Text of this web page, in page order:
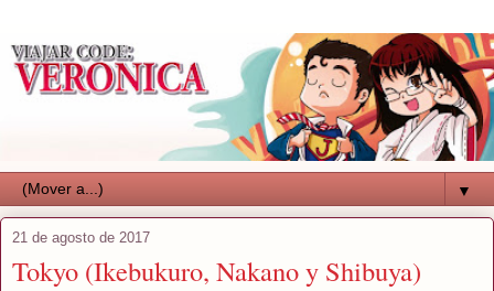
▼
21 de agosto de 2017
Tokyo (Ikebukuro, Nakano y Shibuya)